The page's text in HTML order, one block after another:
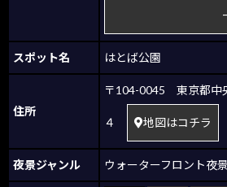
スポット名 はとば公園
住所
〒104-0045 東京都中
４ 地図はコチラ
夜景ジャンル ウォーターフロント夜景